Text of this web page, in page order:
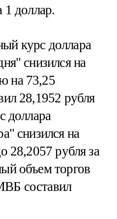
1 доллар.
курс доллара
снизился на
на 73,25
28,1952 рубля
доллара
снизился на
28,2057 рубля за
объем торгов
составил